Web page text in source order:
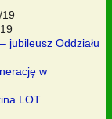
jubileusz Oddziału
w
LOT